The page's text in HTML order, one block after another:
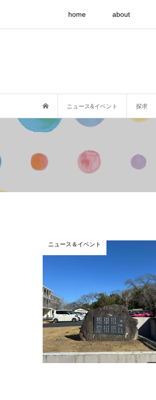
home about
ニュース&イベント 探求
ニュース＆イベント